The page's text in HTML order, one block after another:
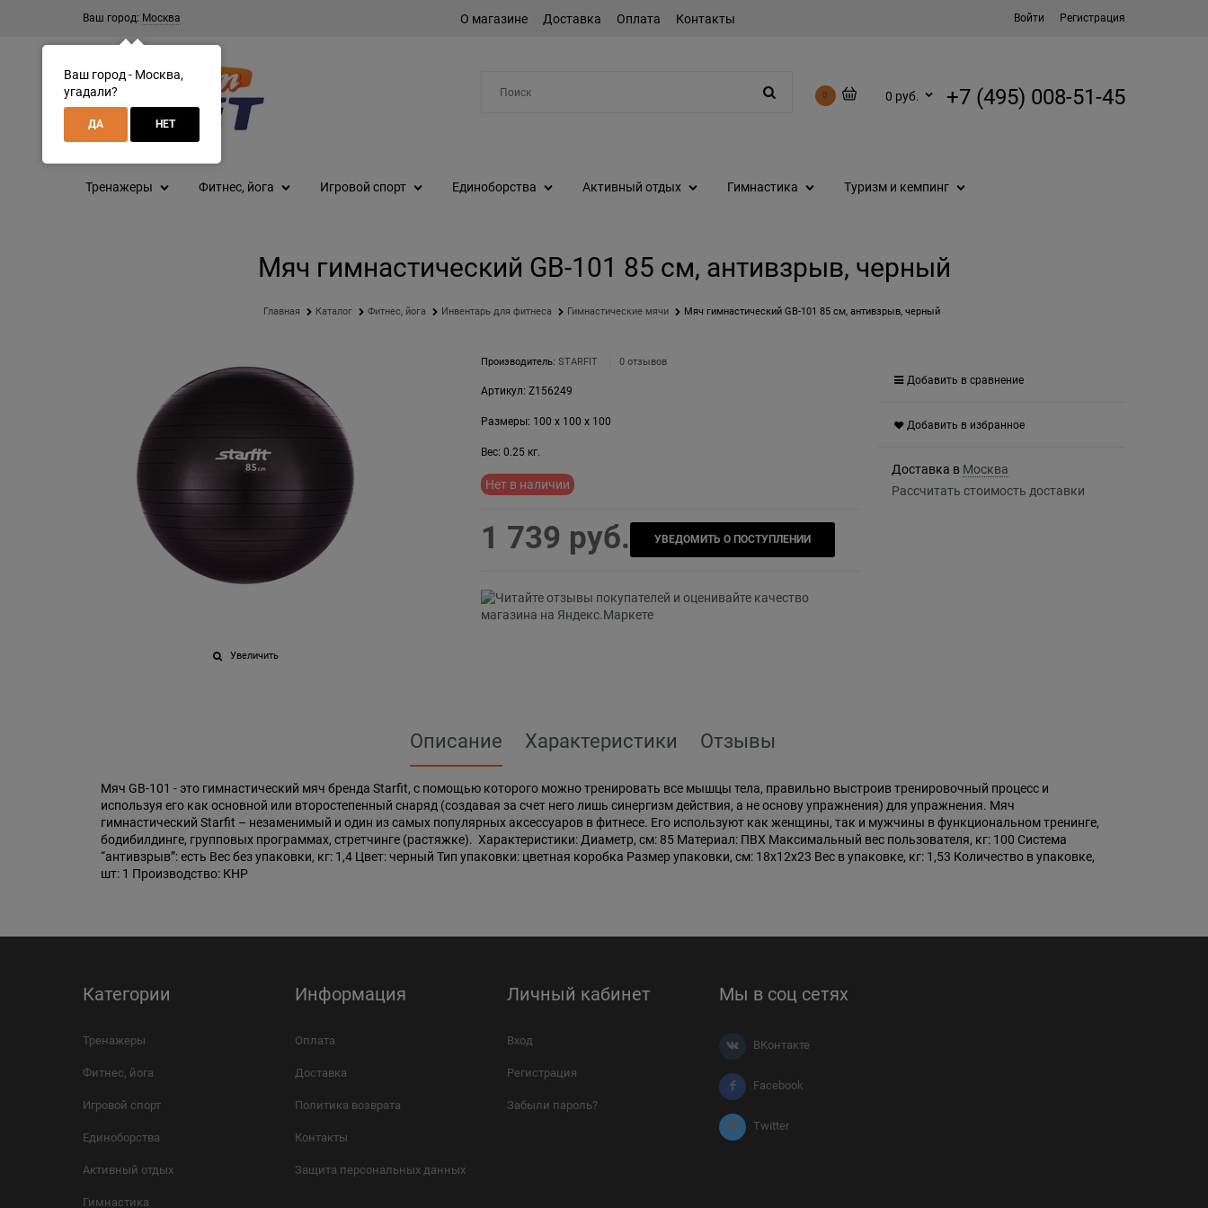
Ваш город: Москва О магазине Доставка Оплата Контакты Войти Регистрация
0 0 руб. +7 (495) 008-51-45
Тренажеры Фитнес, йога Игровой спорт Единоборства Активный отдых Гимнастика Туризм и кемпинг
Мяч гимнастический GB-101 85 см, антивзрыв, черный
Главная Каталог Фитнес, йога Инвентарь для фитнеса Гимнастические мячи Мяч гимнастический GB-101 85 см, антивзрыв, черный
Увеличить
Производитель: STARFIT 0 отзывов
Артикул: Z156249
Размеры: 100 x 100 x 100
Вес: 0.25кг.
Нет в наличии
1 739 руб. УВЕДОМИТЬ О ПОСТУПЛЕНИИ
Добавить в сравнение
Добавить в избранное
Доставка в Москва
Рассчитать стоимость доставки
Описание Характеристики Отзывы
Мяч GB-101 - это гимнастический мяч бренда Starfit, с помощью которого можно тренировать все мышцы тела, правильно выстроив тренировочный процесс и
используя его как основной или второстепенный снаряд (создавая за счет него лишь синергизм действия, а не основу упражнения) для упражнения. Мяч
гимнастический Starfit – незаменимый и один из самых популярных аксессуаров в фитнесе. Его используют как женщины, так и мужчины в функциональном тренинге,
бодибилдинге, групповых программах, стретчинге (растяжке). Характеристики: Диаметр, см: 85 Материал: ПВХ Максимальный вес пользователя, кг: 100 Система
“антивзрыв”: есть Вес без упаковки, кг: 1,4 Цвет: черный Тип упаковки: цветная коробка Размер упаковки, см: 18х12х23 Вес в упаковке, кг: 1,53 Количество в упаковке,
шт: 1 Производство: КНР
Категории
Тренажеры
Фитнес, йога
Игровой спорт
Единоборства
Активный отдых
Гимнастика
Информация
Оплата
Доставка
Политика возврата
Контакты
Защита персональных данных
Личный кабинет
Вход
Регистрация
Забыли пароль?
Мы в соц сетях
ВКонтакте
Facebook
Twitter
Ваш город - Москва,
угадали?
ДА НЕТ